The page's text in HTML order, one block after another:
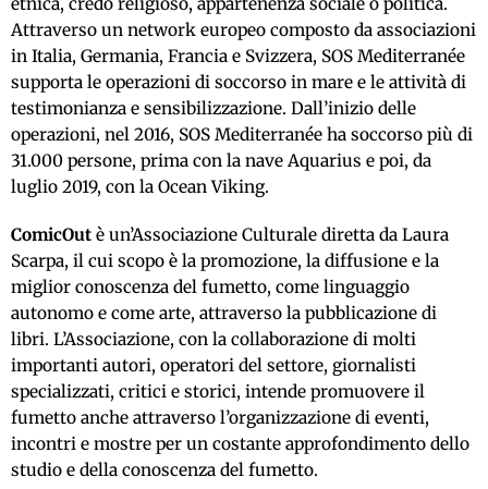
Attraverso un network europeo composto da associazioni
in Italia, Germania, Francia e Svizzera, SOS Mediterranée
supporta le operazioni di soccorso in mare e le attività di
testimonianza e sensibilizzazione. Dall’inizio delle
operazioni, nel 2016, SOS Mediterranée ha soccorso più di
31.000 persone, prima con la nave Aquarius e poi, da
luglio 2019, con la Ocean Viking.
ComicOut è un’Associazione Culturale diretta da Laura
Scarpa, il cui scopo è la promozione, la diffusione e la
miglior conoscenza del fumetto, come linguaggio
autonomo e come arte, attraverso la pubblicazione di
libri. L’Associazione, con la collaborazione di molti
importanti autori, operatori del settore, giornalisti
specializzati, critici e storici, intende promuovere il
fumetto anche attraverso l’organizzazione di eventi,
incontri e mostre per un costante approfondimento dello
studio e della conoscenza del fumetto.